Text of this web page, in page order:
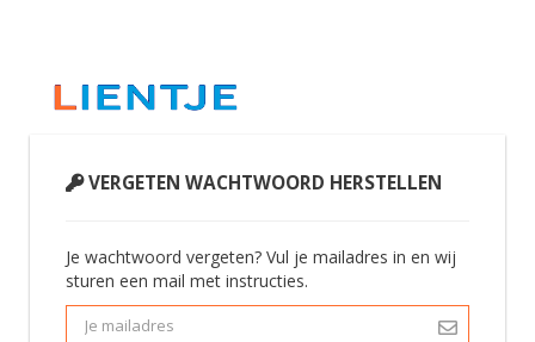
VERGETEN WACHTWOORD HERSTELLEN
Je wachtwoord vergeten? Vul je mailadres in en wij
sturen een mail met instructies.